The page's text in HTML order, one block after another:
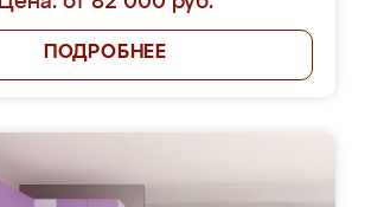
ПОДРОБНЕЕ